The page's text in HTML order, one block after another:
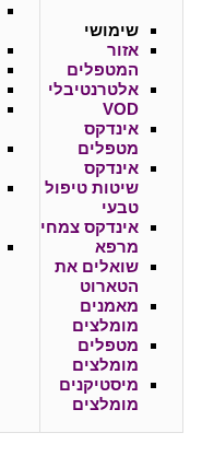
שימושי
אזור
המטפלים
אלטרנטיבלי
VOD
אינדקס
מטפלים
אינדקס
שיטות טיפול
טבעי
אינדקס צמחי
מרפא
שואלים את
הטארוט
מאמנים
מומלצים
מטפלים
מומלצים
מיסטיקנים
מומלצים